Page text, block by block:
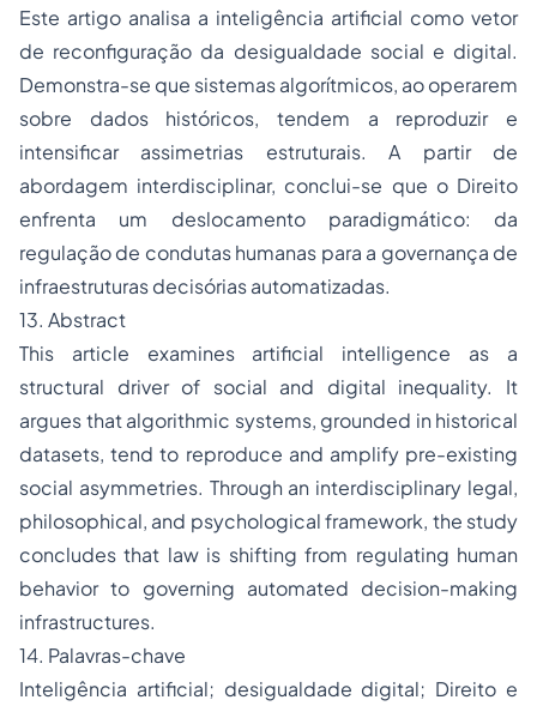
Este artigo analisa a inteligência artificial como vetor
de reconfiguração da desigualdade social e digital.
Demonstra-se que sistemas algorítmicos, ao operarem
sobre dados históricos, tendem a reproduzir e
intensificar assimetrias estruturais. A partir de
abordagem interdisciplinar, conclui-se que o Direito
enfrenta um deslocamento paradigmático: da
regulação de condutas humanas para a governança de
infraestruturas decisórias automatizadas.
13. Abstract
This article examines artificial intelligence as a
structural driver of social and digital inequality. It
argues that algorithmic systems, grounded in historical
datasets, tend to reproduce and amplify pre-existing
social asymmetries. Through an interdisciplinary legal,
philosophical, and psychological framework, the study
concludes that law is shifting from regulating human
behavior to governing automated decision-making
infrastructures.
14. Palavras-chave
Inteligência artificial; desigualdade digital; Direito e